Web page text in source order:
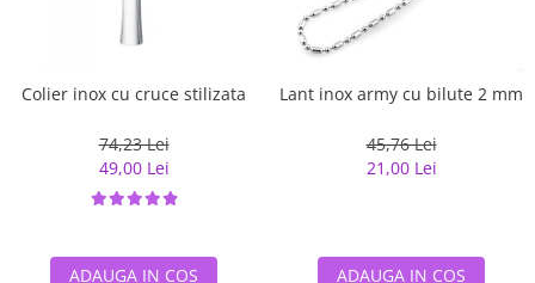
Colier inox cu cruce stilizata
74,23 Lei
49,00 Lei
ADAUGA IN COS
Lant inox army cu bilute 2 mm
45,76 Lei
21,00 Lei
ADAUGA IN COS